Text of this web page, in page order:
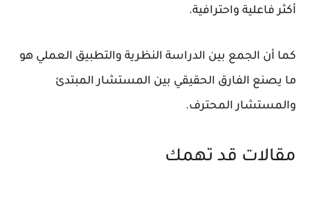
أكثر فاعلية واحترافية.
كما أن الجمع بين الدراسة النظرية والتطبيق العملي هو
ما يصنع الفارق الحقيقي بين المستشار المبتدئ
والمستشار المحترف.
مقالات قد تهمك